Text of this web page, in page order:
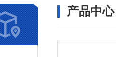
产品中心